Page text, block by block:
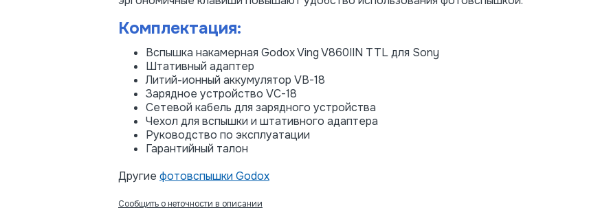
Комплектация:
Вспышка накамерная Godox Ving V860IIN TTL для Sony
Штативный адаптер
Литий-ионный аккумулятор VB-18
Зарядное устройство VC-18
Сетевой кабель для зарядного устройства
Чехол для вспышки и штативного адаптера
Руководство по эксплуатации
Гарантийный талон
Другие фотовспышки Godox
Сообщить о неточности в описании